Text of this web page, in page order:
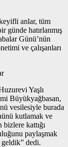
anlar, tüm
günde hatırlanmış
Günü’nün
ve çalışanları
Yaşlı
Büyükyağbasan,
vesilesiyle burada
kutlamak ve
bizlere kattığı
paylaşmak
dedi.